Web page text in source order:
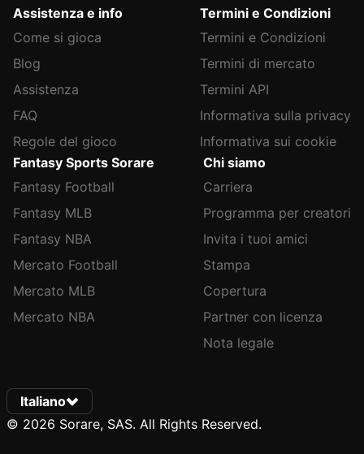
Assistenza e info
Come si gioca
Blog
Assistenza
FAQ
Regole del gioco
Termini e Condizioni
Termini e Condizioni
Termini di mercato
Termini API
Informativa sulla privacy
Informativa sui cookie
Fantasy Sports Sorare
Fantasy Football
Fantasy MLB
Fantasy NBA
Mercato Football
Mercato MLB
Mercato NBA
Chi siamo
Carriera
Programma per creatori
Invita i tuoi amici
Stampa
Copertura
Partner con licenza
Nota legale
Italiano
© 2026 Sorare, SAS. All Rights Reserved.